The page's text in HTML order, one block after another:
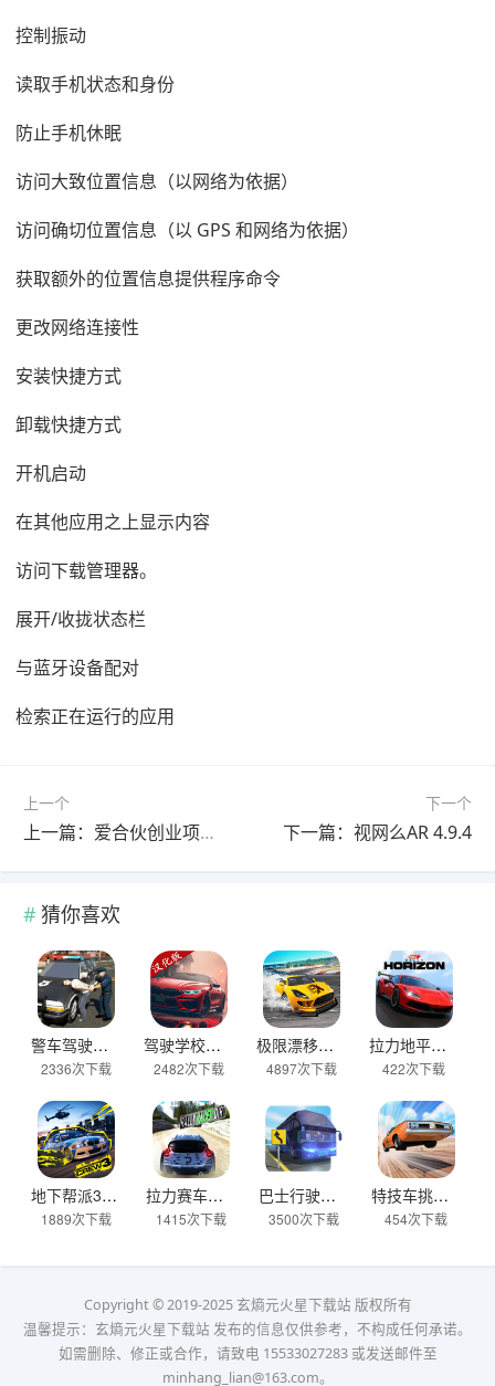
控制振动
读取手机状态和身份
防止手机休眠
访问大致位置信息（以网络为依据）
访问确切位置信息（以 GPS 和网络为依据）
获取额外的位置信息提供程序命令
更改网络连接性
安装快捷方式
卸载快捷方式
开机启动
在其他应用之上显示内容
访问下载管理器。
展开/收拢状态栏
与蓝牙设备配对
检索正在运行的应用
上一个
上一篇：爱合伙创业项目交流和协作 6.1.3.0
下一个
下一篇：视网么AR 4.9.4
猜你喜欢
警车驾驶模拟器官方正版 v2.6安卓版
2336次下载
驾驶学校模拟汉化版(Driving School sim) v13.4安卓版
2482次下载
极限漂移与氮气赛车手游 v0.0.45安卓版
4897次下载
拉力地平线汉化版 v2.5.10安卓版
422次下载
地下帮派3 v2.2安卓版
1889次下载
拉力赛车越野官方版 v2.6.7安卓版
1415次下载
巴士行驶模拟器官方版 v5.06.0安卓版
3500次下载
特技车挑战赛3官方版(StuntCar3) v4.07安卓版
454次下载
Copyright © 2019-2025 玄熵元火星下载站 版权所有
温馨提示：玄熵元火星下载站 发布的信息仅供参考，不构成任何承诺。
如需删除、修正或合作，请致电 15533027283 或发送邮件至
minhang_lian@163.com。